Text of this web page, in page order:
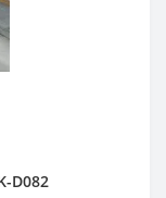
D082